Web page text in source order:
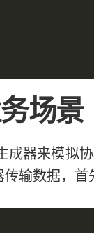
场景
器来模拟
输数据，首